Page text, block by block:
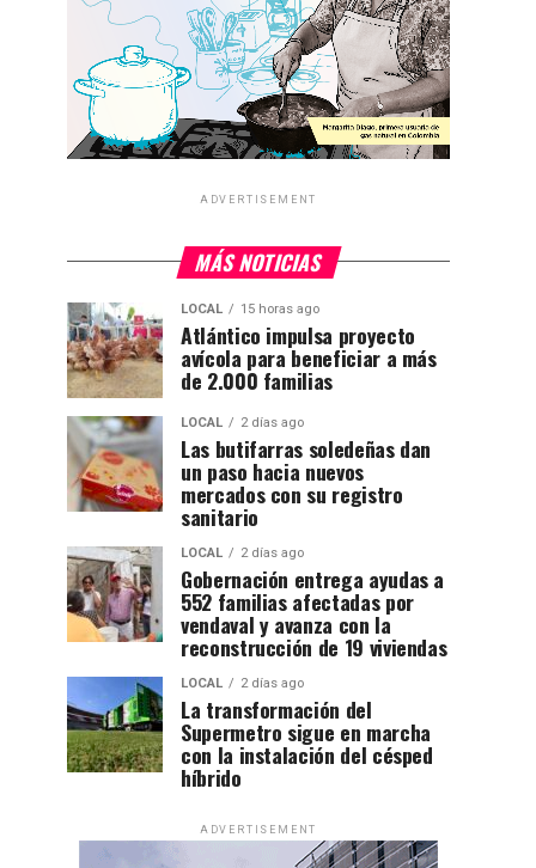
ADVERTISEMENT
MÁS NOTICIAS
LOCAL 15 horas ago
Atlántico impulsa proyecto
avícola para beneficiar a más
de 2.000 familias
LOCAL 2 días ago
Las butifarras soledeñas dan
un paso hacia nuevos
mercados con su registro
sanitario
LOCAL 2 días ago
Gobernación entrega ayudas a
552 familias afectadas por
vendaval y avanza con la
reconstrucción de 19 viviendas
LOCAL 2 días ago
La transformación del
Supermetro sigue en marcha
con la instalación del césped
híbrido
ADVERTISEMENT